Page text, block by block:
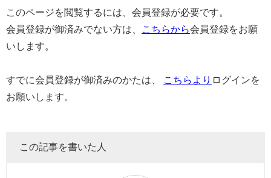
このページを閲覧するには、会員登録が必要です。
会員登録が御済みでない方は、
こちらから会員登録をお願
いします。
すでに会員登録が御済みのかたは、 こちらより ログインを
お願いします。
この記事を書いた人